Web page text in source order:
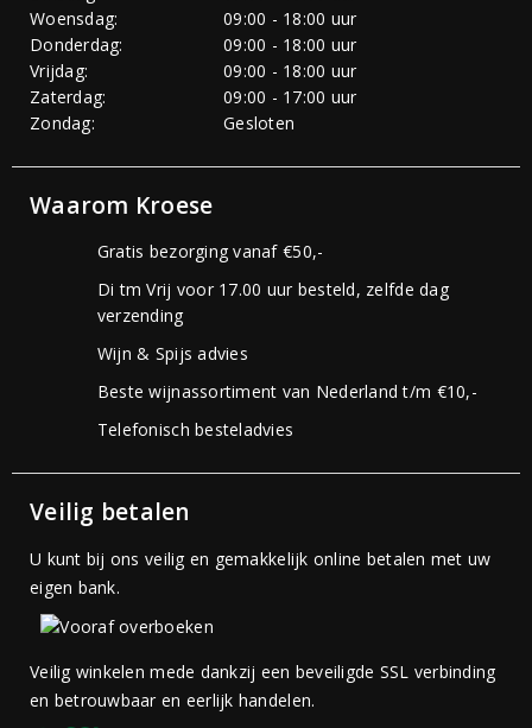
Woensdag:
09:00 - 18:00 uur
Donderdag:
09:00 - 18:00 uur
Vrijdag:
09:00 - 18:00 uur
Zaterdag:
09:00 - 17:00 uur
Zondag:
Gesloten
Waarom Kroese
Gratis bezorging vanaf €50,-
Di tm Vrij voor 17.00 uur besteld, zelfde dag
verzending
Wijn & Spijs advies
Beste wijnassortiment van Nederland t/m €10,-
Telefonisch besteladvies
Veilig betalen
U kunt bij ons veilig en gemakkelijk online betalen met uw
eigen bank.
Veilig winkelen mede dankzij een beveiligde SSL verbinding
en betrouwbaar en eerlijk handelen.